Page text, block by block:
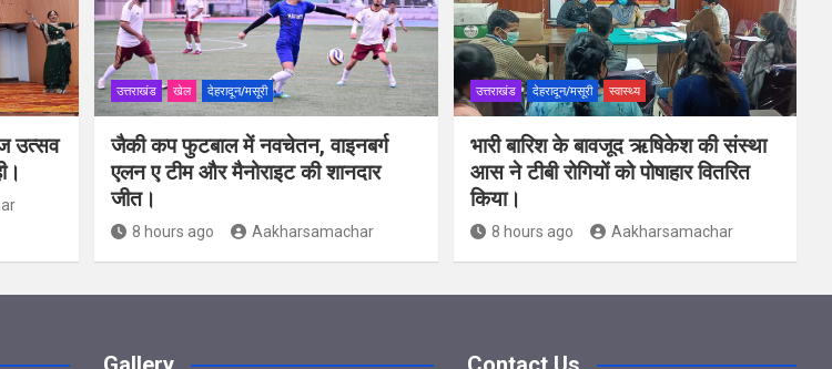
उत्सव
उत्तराखंड खेल देहरादून/मसूरी
जैकी कप फुटबाल में नवचेतन, वाइनबर्ग
एलन ए टीम और मैनोराइट की शानदार
जीत।
8 hours ago Aakharsamachar
उत्तराखंड देहरादून/मसूरी स्वास्थ्य
भारी बारिश के बावजूद ऋषिकेश की संस्था
आस ने टीबी रोगियों को पोषाहार वितरित
किया।
8 hours ago Aakharsamachar